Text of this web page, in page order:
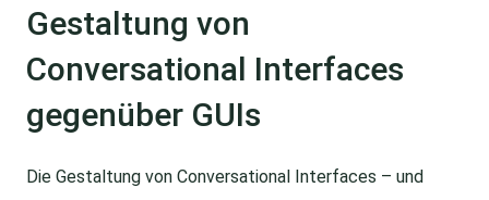
Gestaltung von
Conversational Interfaces
gegenüber GUIs
Die Gestaltung von Conversational Interfaces – und